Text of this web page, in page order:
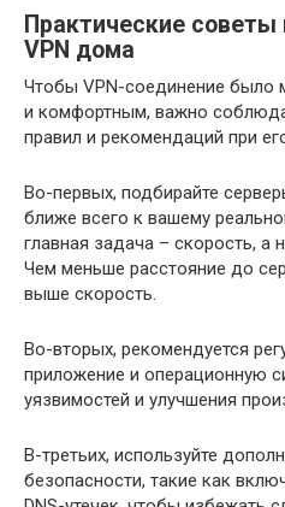
Практические
VPN дома
Чтобы VPN-соединение было
и комфортным, важно
правил и рекомендаций при
Во-первых, подбирайте
ближе всего к вашему
главная задача – скорость, а
Чем меньше расстояние до
выше скорость.
Во-вторых, рекомендуется
приложение и операционную
уязвимостей и улучшения
В-третьих, используйте
безопасности, такие как